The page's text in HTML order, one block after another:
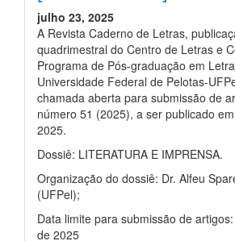
julho 23, 2025
A Revista Caderno de Letras,
quadrimestral do Centro de Letras e
Programa de Pós-graduação em
Universidade Federal de Pelotas-
chamada aberta para submissão de
número 51 (2025), a ser publicado
2025.
Dossiê: LITERATURA E IMPRENSA.
Organização do dossiê: Dr. Alfeu
(UFPel);
Data limite para submissão de
de 2025